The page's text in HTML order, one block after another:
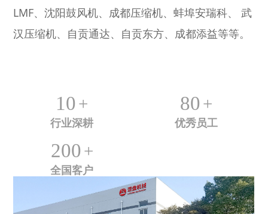
LMF、沈阳鼓风机、成都压缩机、蚌埠安瑞科、 武
汉压缩机、自贡通达、自贡东方、成都添益等等。
10 +
行业深耕
80 +
优秀员工
200 +
全国客户